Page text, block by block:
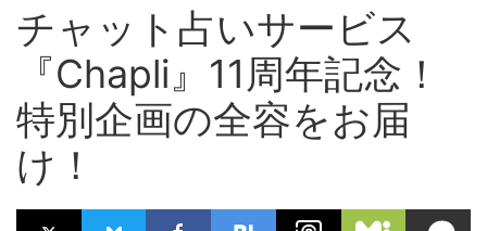
チャット占いサービス
『Chapli』11周年記念！
特別企画の全容をお届
け！